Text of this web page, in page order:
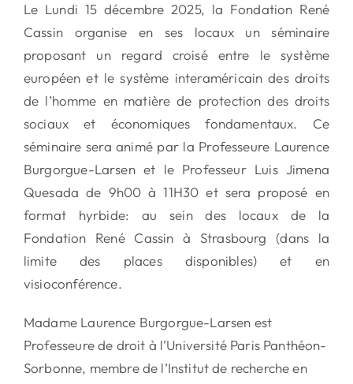
Le Lundi 15 décembre 2025, la Fondation René
Cassin organise en ses locaux un séminaire
proposant un regard croisé entre le système
européen et le système interaméricain des droits
de l’homme en matière de protection des droits
sociaux et économiques fondamentaux. Ce
séminaire sera animé par la Professeure Laurence
Burgorgue-Larsen et le Professeur Luis Jimena
Quesada de 9h00 à 11H30 et sera proposé en
format hyrbide: au sein des locaux de la
Fondation René Cassin à Strasbourg (dans la
limite des places disponibles) et en
visioconférence.
Madame Laurence Burgorgue-Larsen est
Professeure de droit à l’Université Paris Panthéon-
Sorbonne, membre de l’Institut de recherche en